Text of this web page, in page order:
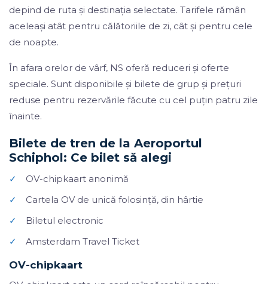
depind de ruta și destinația selectate. Tarifele rămân
aceleași atât pentru călătoriile de zi, cât și pentru cele
de noapte.
În afara orelor de vârf, NS oferă reduceri și oferte
speciale. Sunt disponibile și bilete de grup și prețuri
reduse pentru rezervările făcute cu cel puțin patru zile
înainte.
Bilete de tren de la Aeroportul
Schiphol: Ce bilet să alegi
✓
OV-chipkaart anonimă
✓
Cartela OV de unică folosință, din hârtie
✓
Biletul electronic
✓
Amsterdam Travel Ticket
OV-chipkaart